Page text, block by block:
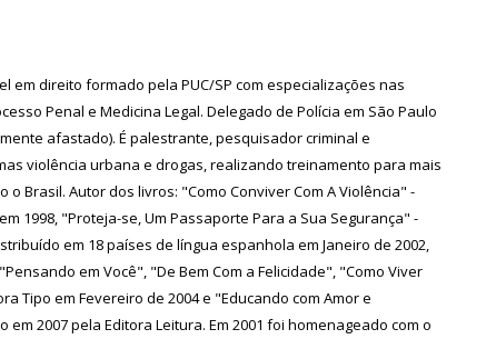
em direito formado pela PUC/SP com especializações nas
Penal e Medicina Legal. Delegado de Polícia em São Paulo
afastado). É palestrante, pesquisador criminal e
violência urbana e drogas, realizando treinamento para mais
o Brasil. Autor dos livros: "Como Conviver Com A Violência" -
1998, "Proteja-se, Um Passaporte Para a Sua Segurança" -
em 18 países de língua espanhola em Janeiro de 2002,
em Você", "De Bem Com a Felicidade", "Como Viver
Tipo em Fevereiro de 2004 e "Educando com Amor e
2007 pela Editora Leitura. Em 2001 foi homenageado com o